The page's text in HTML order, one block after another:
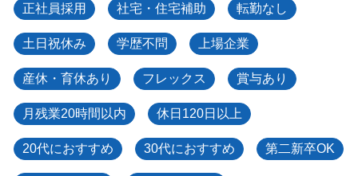
正社員採用 社宅・住宅補助 転勤なし
土日祝休み 学歴不問 上場企業
産休・育休あり フレックス 賞与あり
月残業20時間以内 休日120日以上
20代におすすめ 30代におすすめ 第二新卒OK